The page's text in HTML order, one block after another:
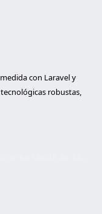
con Laravel y
robustas,